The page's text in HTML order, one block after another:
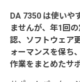
DA 7350 は使いや
ませんが、年1回
認、ソフトウェア
ォーマンスを保ち
作業をまとめたサ